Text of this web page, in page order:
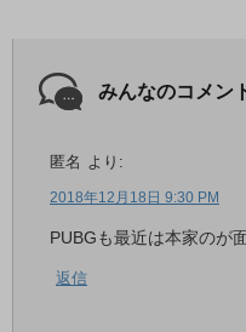
みんなのコメン
匿名 より:
2018年12月18日 9:30 PM
PUBGも最近は本家のが
返信